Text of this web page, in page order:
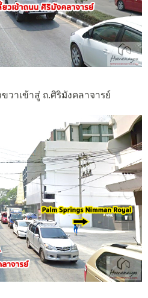
าเข้าสู่ ถ.ศิริมังคลาจารย์